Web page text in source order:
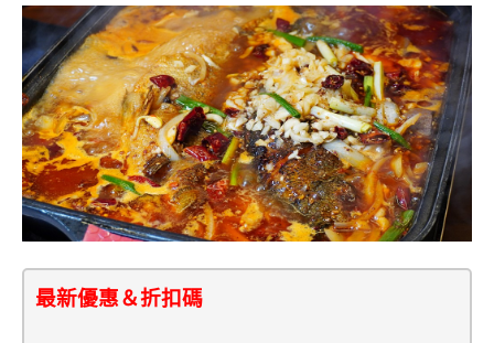
最新優惠＆折扣碼